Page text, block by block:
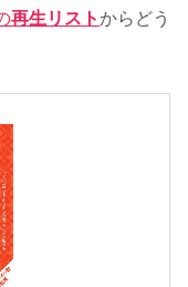
再生リストからどう